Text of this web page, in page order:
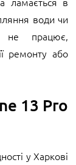
води чи
не працює,
ремонту або
13 Pro
у Харкові